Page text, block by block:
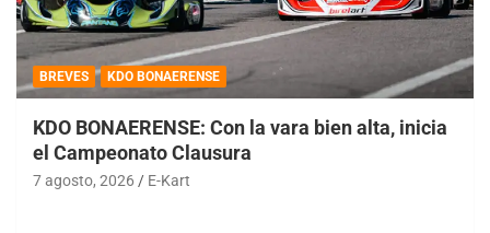
BREVES KDO BONAERENSE
KDO BONAERENSE: Con la vara bien alta, inicia
el Campeonato Clausura
7 agosto, 2026 E-Kart